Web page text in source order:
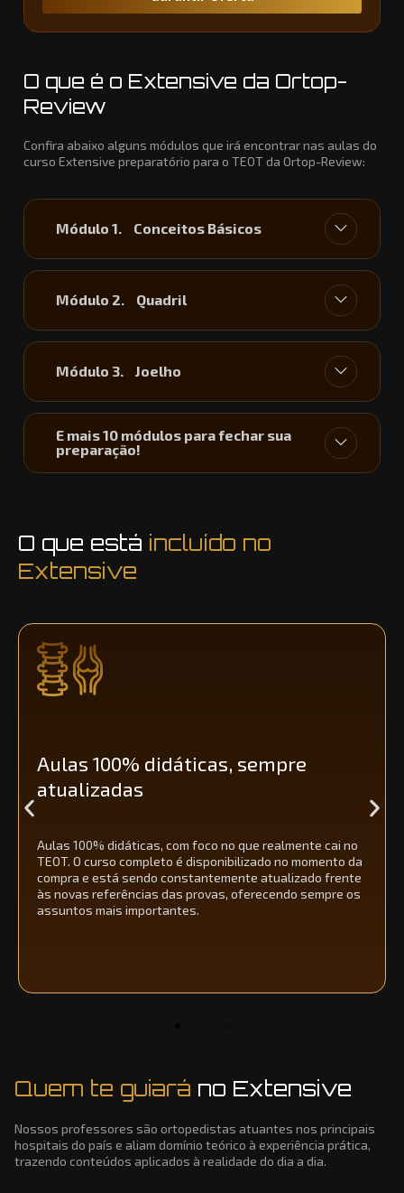
O que é o Extensive da Ortop-
Review
Confira abaixo alguns módulos que irá encontrar nas aulas do
curso Extensive preparatório para o TEOT da Ortop-Review:​
Módulo 1. Conceitos Básicos
Módulo 2. Quadril
Módulo 3. Joelho
E mais 10 módulos para fechar sua
preparação!
O que está incluído no
Extensive
+4.750 questões + IA
estatísticas e orientadas por uma Inteligência Artificial
que indica o estudo de acordo com relevância do tema e
desempenho do aluno.
Quem te guiará no Extensive
Nossos professores são ortopedistas atuantes nos principais
hospitais do país e aliam domínio teórico à experiência prática,
trazendo conteúdos aplicados à realidade do dia a dia.